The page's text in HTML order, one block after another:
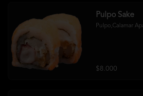
Pulpo Sake
Pulpo,Calamar
$8.000